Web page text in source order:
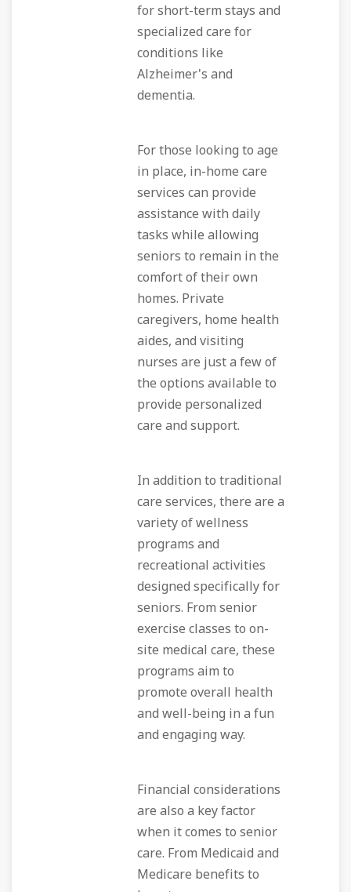
for short-term stays and
specialized care for
conditions like
Alzheimer's and
dementia.
For those looking to age
in place, in-home care
services can provide
assistance with daily
tasks while allowing
seniors to remain in the
comfort of their own
homes. Private
caregivers, home health
aides, and visiting
nurses are just a few of
the options available to
provide personalized
care and support.
In addition to traditional
care services, there are a
variety of wellness
programs and
recreational activities
designed specifically for
seniors. From senior
exercise classes to on-
site medical care, these
programs aim to
promote overall health
and well-being in a fun
and engaging way.
Financial considerations
are also a key factor
when it comes to senior
care. From Medicaid and
Medicare benefits to